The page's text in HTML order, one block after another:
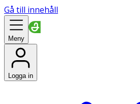
Gå till innehåll
Meny
Logga in